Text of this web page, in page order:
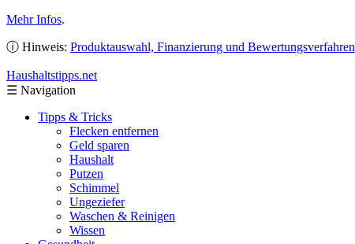
Mehr Infos.
ⓘ Hinweis: Produktauswahl, Finanzierung und Bewertungsverfahren
Haushaltstipps.net
☰ Navigation
Tipps & Tricks
Flecken entfernen
Geld sparen
Haushalt
Putzen
Schimmel
Ungeziefer
Waschen & Reinigen
Wissen